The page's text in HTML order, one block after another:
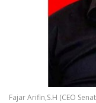
Fajar Arifin,S.H (CEO